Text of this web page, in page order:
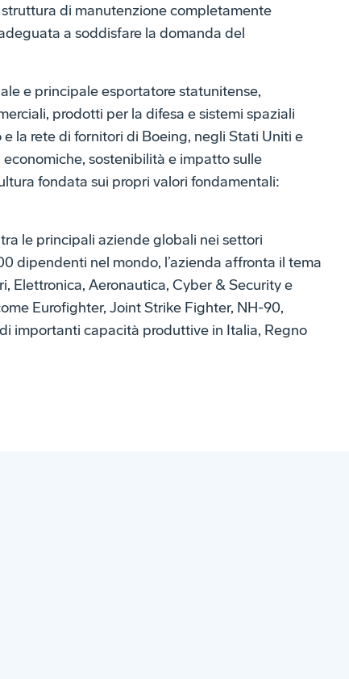
di manutenzione completamente
a soddisfare la domanda del
e principale esportatore statunitense,
prodotti per la difesa e sistemi spaziali
la rete di fornitori di Boeing, negli Stati Uniti e
sostenibilità e impatto sulle
fondata sui propri valori fondamentali:
le principali aziende globali nei settori
dipendenti nel mondo, l’azienda affronta il tema
Elettronica, Aeronautica, Cyber & Security e
Eurofighter, Joint Strike Fighter, NH-90,
importanti capacità produttive in Italia, Regno